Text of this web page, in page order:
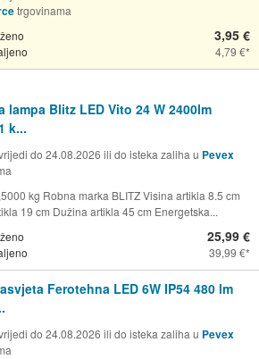
trgovinama
3,95 €
4,79 €
lampa Blitz LED Vito 24 W 2400lm
k...
do 24.08.2026 ili do isteka zaliha u Pevex
kg Robna marka BLITZ Visina artikla 8.5 cm
19 cm Dužina artikla 45 cm Energetska...
25,99 €
39,99 €
Ferotehna LED 6W IP54 480 lm
do 24.08.2026 ili do isteka zaliha u Pevex